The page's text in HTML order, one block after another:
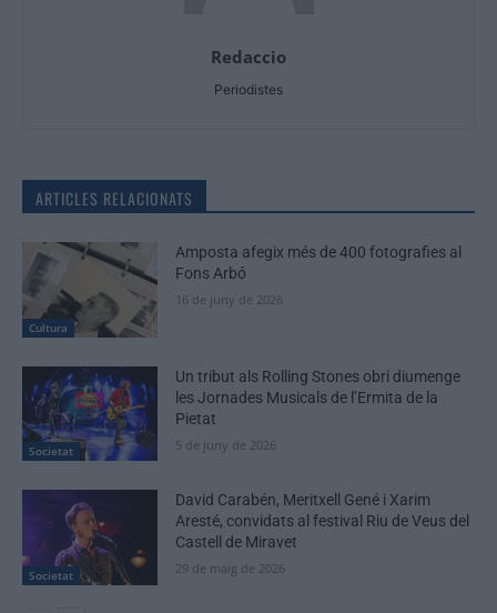
Redaccio
Periodistes
ARTICLES RELACIONATS
Cultura
Amposta afegix més de 400 fotografies al
Fons Arbó
16 de juny de 2026
Societat
Un tribut als Rolling Stones obri diumenge
les Jornades Musicals de l’Ermita de la
Pietat
5 de juny de 2026
Societat
David Carabén, Meritxell Gené i Xarim
Aresté, convidats al festival Riu de Veus del
Castell de Miravet
29 de maig de 2026